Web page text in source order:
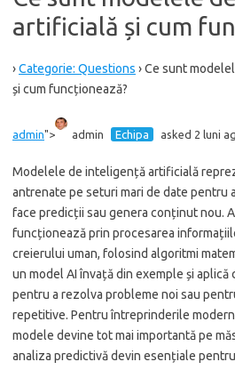
artificială și cum
›Categorie: Questions ›Ce sunt
și cum funcționează?
admin"> admin Echipa asked 2 luni
Modelele de inteligență artificială
antrenate pe seturi mari de date pentru
face predicții sau genera conținut nou.
funcționează prin procesarea
creierului uman, folosind algoritmi
un model AI învață din exemple și
pentru a rezolva probleme noi sau
repetitive. Pentru întreprinderile
modele devine tot mai importantă pe
analiza predictivă devin esențiale